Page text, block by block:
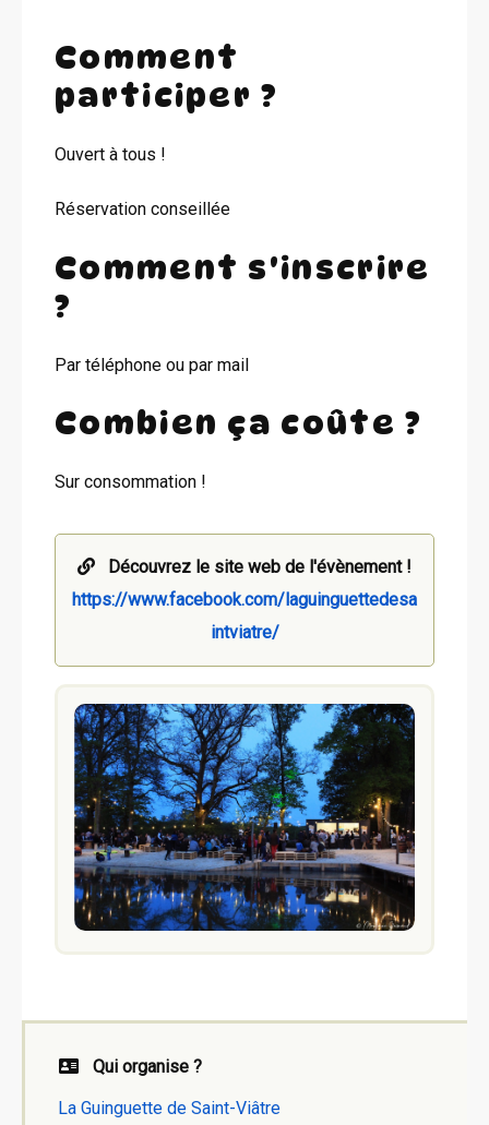
Comment
participer ?
Ouvert à tous !
Réservation conseillée
Comment s'inscrire
?
Par téléphone ou par mail
Combien ça coûte ?
Sur consommation !
Découvrez le site web de l'évènement !
https://www.facebook.com/laguinguettedesa
intviatre/
Qui organise ?
La Guinguette de Saint-Viâtre